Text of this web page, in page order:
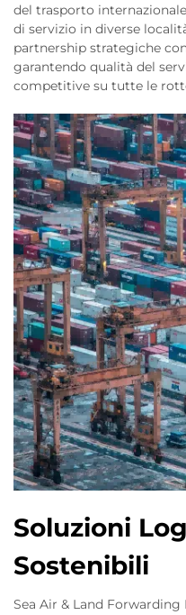
del trasporto
di servizio in diverse
partnership strategiche
garantendo qualità del
competitive su tutte le
Soluzioni
Sostenibili
Sea Air & Land